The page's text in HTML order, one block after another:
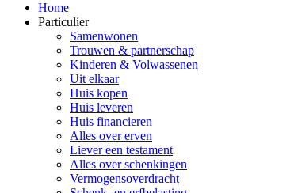
Home
Particulier
Samenwonen
Trouwen & partnerschap
Kinderen & Volwassenen
Uit elkaar
Huis kopen
Huis leveren
Huis financieren
Alles over erven
Liever een testament
Alles over schenkingen
Vermogensoverdracht